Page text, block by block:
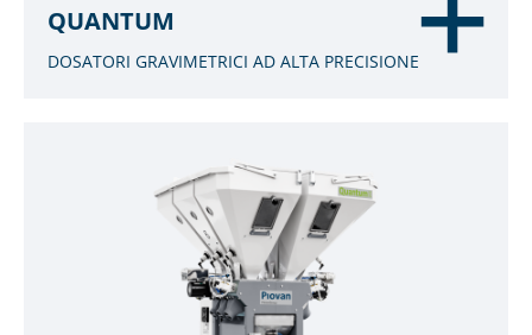
QUANTUM
DOSATORI GRAVIMETRICI AD ALTA PRECISIONE